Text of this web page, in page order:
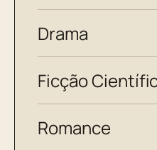
Drama
Ficção
Romance